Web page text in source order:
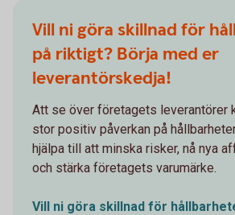
Vill ni göra skillnad för
på riktigt? Börja med er
leverantörskedja!
Att se över företagets leverantörer
stor positiv påverkan på
hjälpa till att minska risker, nå nya
och stärka företagets varumärke.
Vill ni göra skillnad för